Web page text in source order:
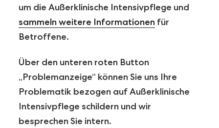
um die Außerklinische Intensivpflege und
sammeln weitere Informationenfür
Betroffene.
Über den unteren roten Button
„Problemanzeige“ können Sie uns Ihre
Problematik bezogen auf Außerklinische
Intensivpflege schildern und wir
besprechen Sie intern.